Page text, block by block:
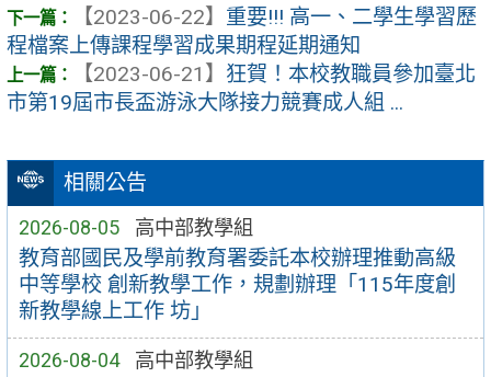
相關公告
2026-08-05 高中部教學組
教育部國民及學前教育署委託本校辦理推動高級
中等學校 創新教學工作，規劃辦理「115年度創
新教學線上工作 坊」
2026-08-04 高中部教學組
【2023-06-22】 重要!!! 高一、二學生學習歷
程檔案上傳課程學習成果期程延期通知
【2023-06-21】 狂賀！本校教職員參加臺北
市第19屆市長盃游泳大隊接力競賽成人組 ...